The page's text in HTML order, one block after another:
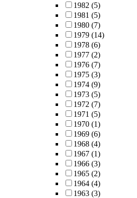
1982 (5)
1981 (5)
1980 (7)
1979 (14)
1978 (6)
1977 (2)
1976 (7)
1975 (3)
1974 (9)
1973 (5)
1972 (7)
1971 (5)
1970 (1)
1969 (6)
1968 (4)
1967 (1)
1966 (3)
1965 (2)
1964 (4)
1963 (3)